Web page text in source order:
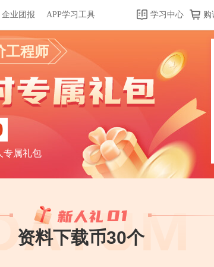
企业团报 APP学习工具 学习中心 购
工程师
专属礼包
资料下载币30个